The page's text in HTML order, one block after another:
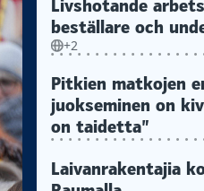
Livshotande
beställare och
+2
Pitkien matkojen
juokseminen on
on taidetta”
Laivanrakentajia